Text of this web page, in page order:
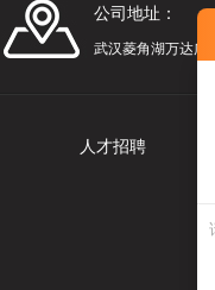
公司地址：
武汉菱角湖万达广场
人才招聘